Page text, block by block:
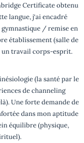
Certificate obtenu
langue, j‘ai encadré
gymnastique / remise en
établissement (salle de
un travail corps-esprit.
(la santé par le
de channeling
Une forte demande de
dans mon aptitude
équilibre (physique,